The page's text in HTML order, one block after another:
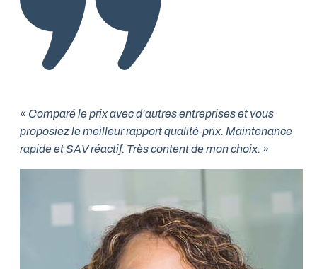
« Comparé le prix avec d’autres entreprises et vous
proposiez le meilleur rapport qualité-prix. Maintenance
rapide et SAV réactif. Très content de mon choix. »